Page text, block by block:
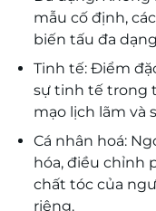
mẫu cố định,
biến tấu đa
Tinh tế: Điểm
sự tinh tế trong
mạo lịch lãm và
Cá nhân hoá:
hóa, điều chỉnh
chất tóc của
riêng.